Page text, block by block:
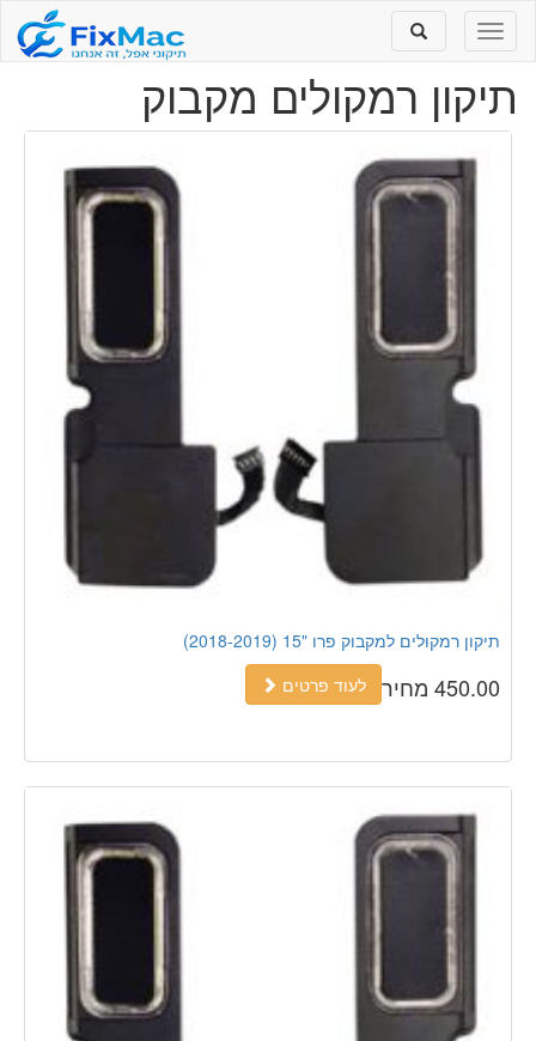
Toggle
navigation
Toggle
search
תיקון רמקולים מקבוק
תיקון רמקולים למקבוק פרו "15 (2018-2019)
לעוד פרטים
450.00 מחיר